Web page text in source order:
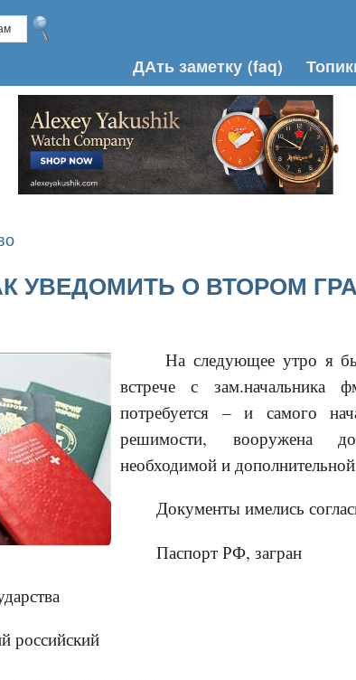
ДАть заметку (faq)
УВЕДОМИТЬ О ВТОРОМ
На следующее утро я
встрече с
потребуется – и самого
решимости, вооружена
необходимой и
Документы имелись
Паспорт РФ, загран
российский